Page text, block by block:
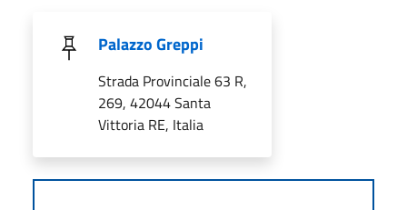
Palazzo Greppi
Strada Provinciale 63 R,
269, 42044 Santa
Vittoria RE, Italia